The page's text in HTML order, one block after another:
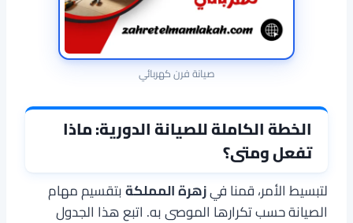
صيانة فرن كهربائي
الخطة الكاملة للصيانة الدورية: ماذا
تفعل ومتى؟
لتبسيط الأمر، قمنا فيزهرة المملكةبتقسيم مهام
الصيانة حسب تكرارها الموصى به. اتبع هذا الجدول